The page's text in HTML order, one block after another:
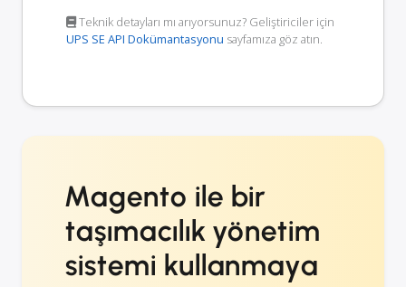
Teknik detayları mı arıyorsunuz? Geliştiriciler için
UPS SE API Dokümantasyonu sayfamıza göz atın.
Magento ile bir
taşımacılık yönetim
sistemi kullanmaya